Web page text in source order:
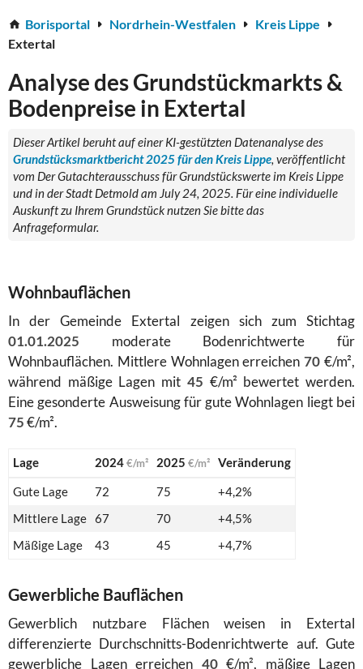
Borisportal Nordrhein-Westfalen
Kreis Lippe
Extertal
Analyse des Grundstückmarkts &
Bodenpreise in Extertal
Dieser Artikel beruht auf einer KI-gestützten Datenanalyse des
Grundstücksmarktbericht 2025 für den Kreis Lippe, veröffentlicht
vom Der Gutachterausschuss für Grundstückswerte im Kreis Lippe
und in der Stadt Detmold am July 24, 2025. Für eine individuelle
Auskunft zu Ihrem Grundstück nutzen Sie bitte das
Anfrageformular.
Wohnbauflächen
In der Gemeinde Extertal zeigen sich zum Stichtag
01.01.2025 moderate Bodenrichtwerte für
Wohnbauflächen. Mittlere Wohnlagen erreichen70 €/m²,
während mäßige Lagen mit 45 €/m² bewertet werden.
Eine gesonderte Ausweisung für gute Wohnlagen liegt bei
75€/m².
Lage 2024€/m² 2025 €/m²
Veränderung
Gute Lage
72 75
+4,2%
Mittlere Lage 67 70
+4,5%
Mäßige Lage
43 45 +4,7%
Gewerbliche Bauflächen
Gewerblich nutzbare Flächen weisen in Extertal
differenzierte Durchschnitts-Bodenrichtwerte auf. Gute
gewerbliche Lagen erreichen 40€/m², mäßige Lagen